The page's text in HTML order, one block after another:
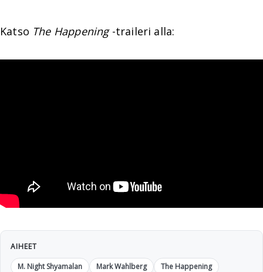
Katso The Happening-traileri alla:
AIHEET
M. Night Shyamalan
Mark Wahlberg The Happening